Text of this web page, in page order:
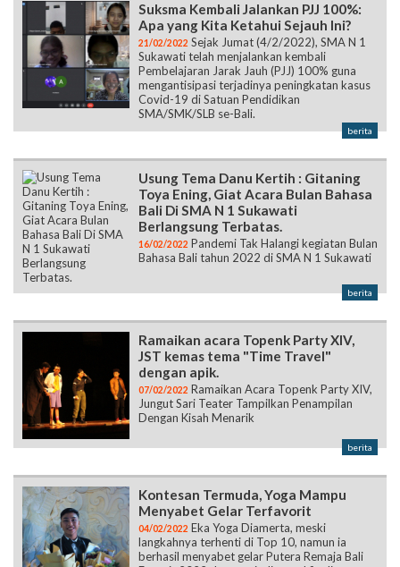
Suksma Kembali Jalankan PJJ 100%:
Apa yang Kita Ketahui Sejauh Ini?
21/02/2022 Sejak Jumat (4/2/2022), SMA N 1
Sukawati telah menjalankan kembali
Pembelajaran Jarak Jauh (PJJ) 100% guna
mengantisipasi terjadinya peningkatan kasus
Covid-19 di Satuan Pendidikan
SMA/SMK/SLB se-Bali.
berita
Usung Tema Danu Kertih : Gitaning
Toya Ening, Giat Acara Bulan Bahasa
Bali Di SMA N 1 Sukawati
Berlangsung Terbatas.
16/02/2022 Pandemi Tak Halangi kegiatan Bulan
Bahasa Bali tahun 2022 di SMA N 1 Sukawati
berita
Ramaikan acara Topenk Party XIV,
JST kemas tema "Time Travel"
dengan apik.
07/02/2022 Ramaikan Acara Topenk Party XIV,
Jungut Sari Teater Tampilkan Penampilan
Dengan Kisah Menarik
berita
Kontesan Termuda, Yoga Mampu
Menyabet Gelar Terfavorit
04/02/2022 Eka Yoga Diamerta, meski
langkahnya terhenti di Top 10, namun ia
berhasil menyabet gelar Putera Remaja Bali